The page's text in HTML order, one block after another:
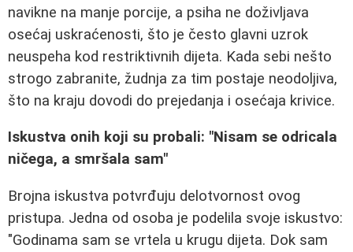
navikne na manje porcije, a psiha ne doživljava
osećaj uskraćenosti, što je često glavni uzrok
neuspeha kod restriktivnih dijeta. Kada sebi nešto
strogo zabranite, žudnja za tim postaje neodoljiva,
što na kraju dovodi do prejedanja i osećaja krivice.
Iskustva onih koji su probali: "Nisam se odricala
ničega, a smršala sam"
Brojna iskustva potvrđuju delotvornost ovog
pristupa. Jedna od osoba je podelila svoje iskustvo:
"Godinama sam se vrtela u krugu dijeta. Dok sam